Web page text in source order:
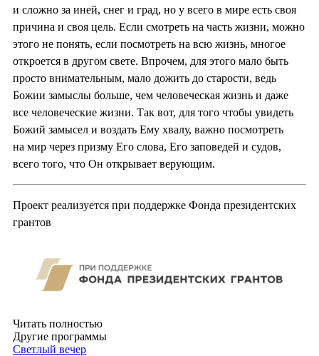
и сложно за иней, снег и град, но у всего в мире есть своя
причина и своя цель. Если смотреть на часть жизни, можно
этого не понять, если посмотреть на всю жизнь, многое
откроется в другом свете. Впрочем, для этого мало быть
просто внимательным, мало дожить до старости, ведь
Божии замыслы больше, чем человеческая жизнь и даже
все человеческие жизни. Так вот, для того чтобы увидеть
Божий замысел и воздать Ему хвалу, важно посмотреть
на мир через призму Его слова, Его заповедей и судов,
всего того, что Он открывает верующим.
Проект реализуется при поддержке Фонда президентских
грантов
Читать полностью
Другие программы
Светлый вечер